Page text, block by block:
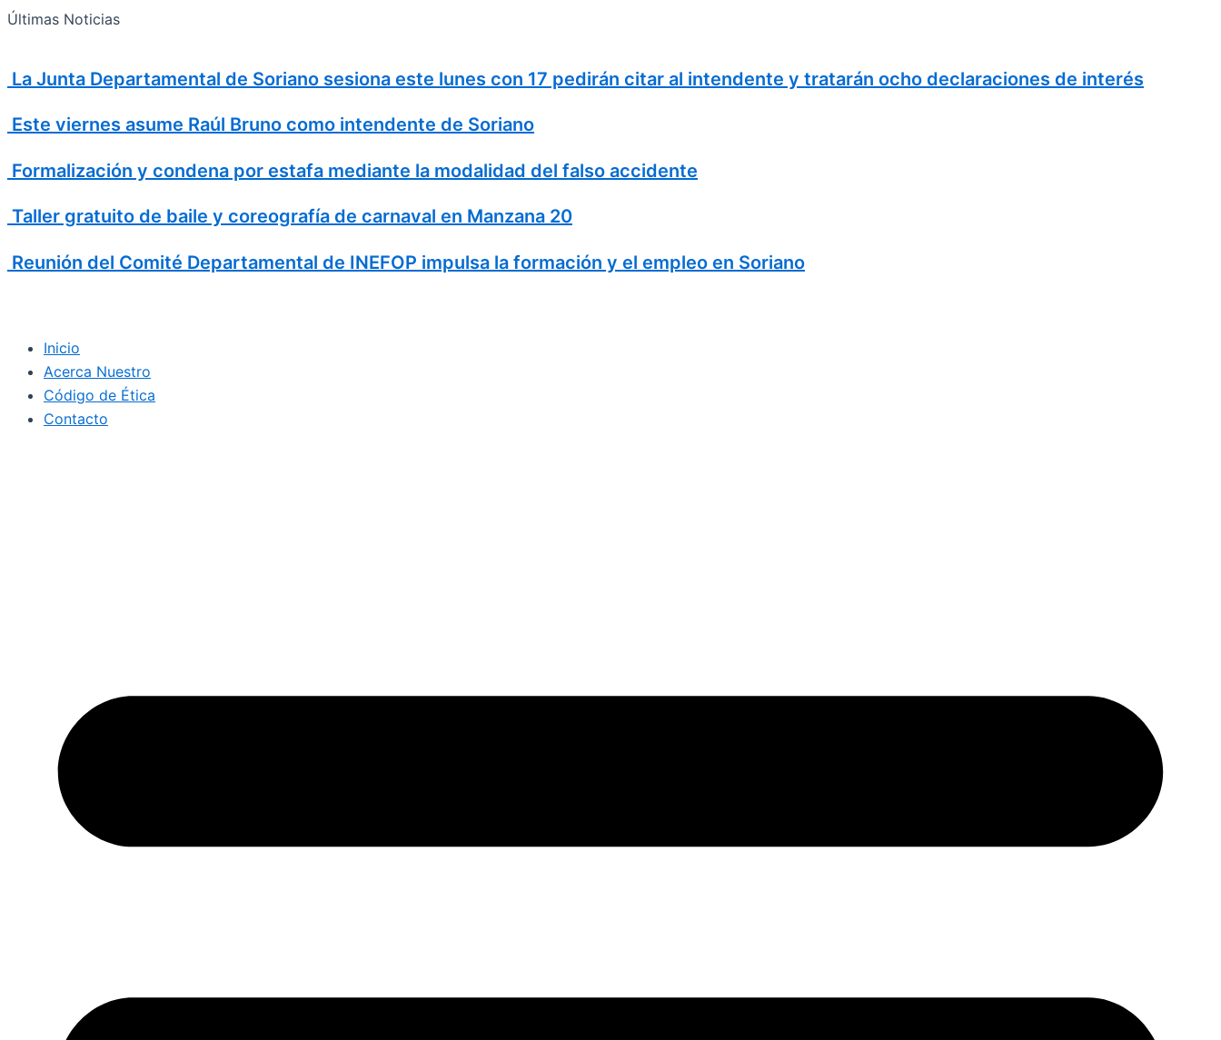
Ir
Últimas Noticias
La Junta Departamental de Soriano sesiona este lunes con 17 pedirán citar al intendente y tratarán ocho declaraciones de interés
Este viernes asume Raúl Bruno como intendente de Soriano
Formalización y condena por estafa mediante la modalidad del falso accidente
Taller gratuito de baile y coreografía de carnaval en Manzana 20
Reunión del Comité Departamental de INEFOP impulsa la formación y el empleo en Soriano
Inicio
Acerca Nuestro
Código de Ética
Contacto
Search